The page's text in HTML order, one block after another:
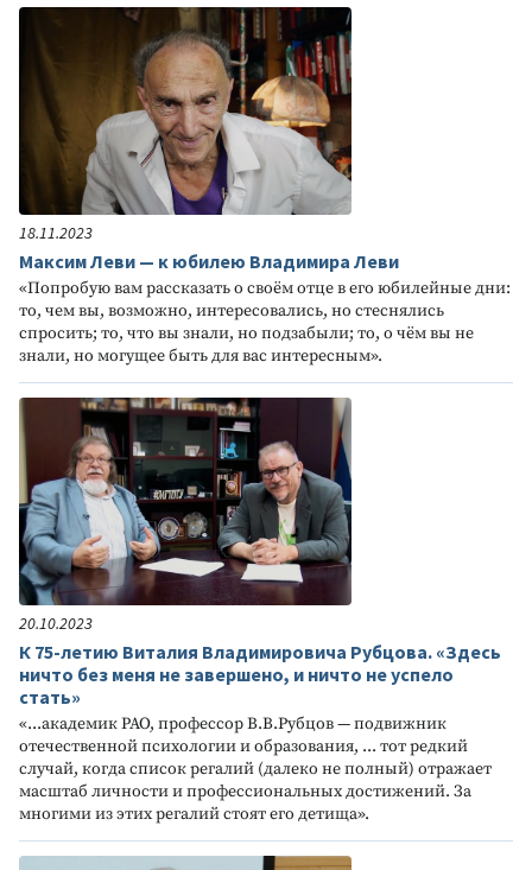
18.11.2023
Максим Леви — к юбилею Владимира Леви
«Попробую вам рассказать о своём отце в его юбилейные дни:
то, чем вы, возможно, интересовались, но стеснялись
спросить; то, что вы знали, но подзабыли; то, о чём вы не
знали, но могущее быть для вас интересным».
20.10.2023
К 75-летию Виталия Владимировича Рубцова. «Здесь
ничто без меня не завершено, и ничто не успело
стать»
«...академик РАО, профессор В.В.Рубцов — подвижник
отечественной психологии и образования, ... тот редкий
случай, когда список регалий (далеко не полный) отражает
масштаб личности и профессиональных достижений. За
многими из этих регалий стоят его детища».